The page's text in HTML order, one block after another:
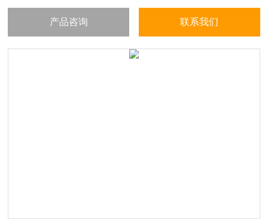
产品咨询 联系我们